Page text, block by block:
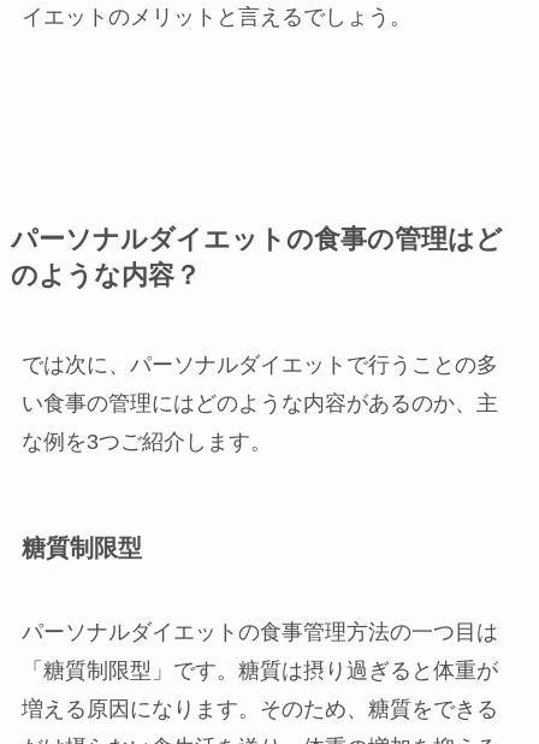
イエットのメリットと言えるでしょう。
パーソナルダイエットの食事の管理はど
のような内容？
では次に、パーソナルダイエットで行うことの多
い食事の管理にはどのような内容があるのか、主
な例を3つご紹介します。
糖質制限型
パーソナルダイエットの食事管理方法の一つ目は
「糖質制限型」です。糖質は摂り過ぎると体重が
増える原因になります。そのため、糖質をできる